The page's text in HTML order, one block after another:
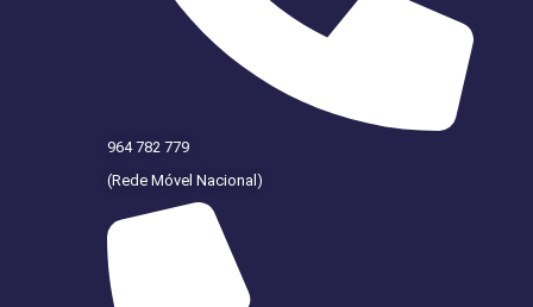
964 782 779
(Rede Móvel Nacional)